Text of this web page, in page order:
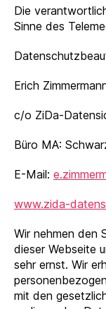
Die
Sinne des
Erich
c/o ZiDa-
Büro MA:
E-Mail:
www.zida-
Wir nehmen den
dieser Webseite
sehr ernst. Wir
mit den